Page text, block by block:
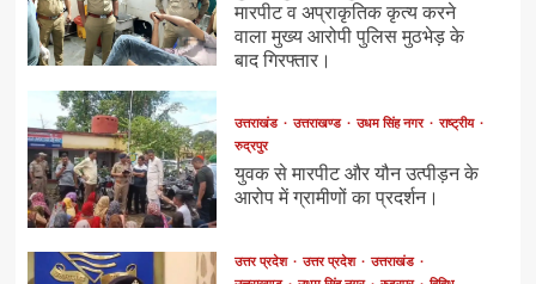
मारपीट व अप्राकृतिक कृत्य करने
वाला मुख्य आरोपी पुलिस मुठभेड़ के
बाद गिरफ्तार।
उत्तराखंड उत्तराखण्ड उधम सिंह नगर
राष्ट्रीय
रुद्रपुर
युवक से मारपीट और यौन उत्पीड़न के
आरोप में ग्रामीणों का प्रदर्शन।
उत्तर प्रदेश उत्तर प्रदेश
उत्तराखंड